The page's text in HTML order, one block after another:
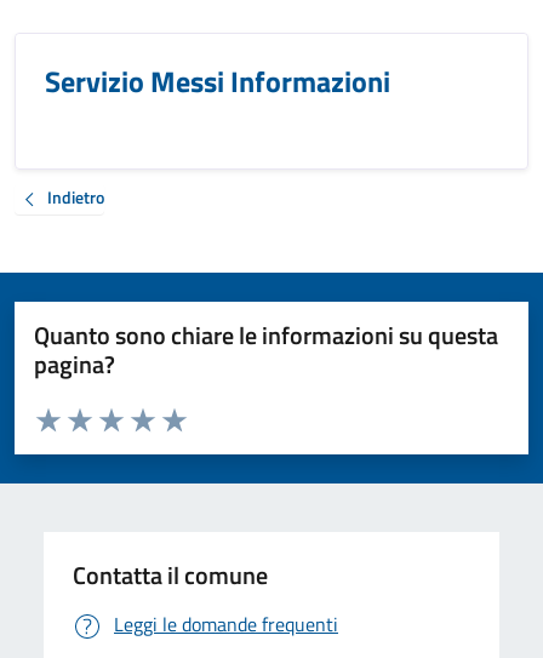
Servizio Messi Informazioni
Indietro
Quanto sono chiare le informazioni su questa
pagina?
Valuta da 1 a 5 stelle la pagina
Valuta 5 stelle su 5
Valuta 4 stelle su 5
Valuta 3 stelle su 5
Valuta 2 stelle su 5
Valuta 1 stelle su 5
Contatta il comune
Leggi le domande frequenti